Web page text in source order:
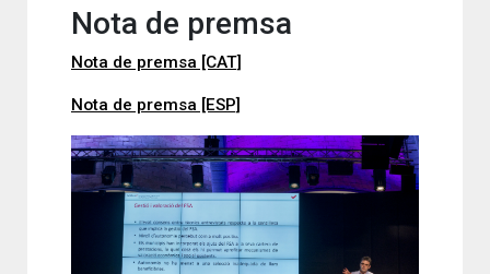
Nota de premsa
Nota de premsa [CAT]
Nota de premsa [ESP]